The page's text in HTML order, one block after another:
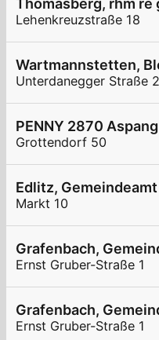
Thomasberg, rhm re
Lehenkreuzstraße 18
Wartmannstetten,
Unterdanegger Straße
PENNY 2870 Aspang
Grottendorf 50
Edlitz, Gemeindeamt
Markt 10
Grafenbach,
Ernst Gruber-Straße 1
Grafenbach,
Ernst Gruber-Straße 1